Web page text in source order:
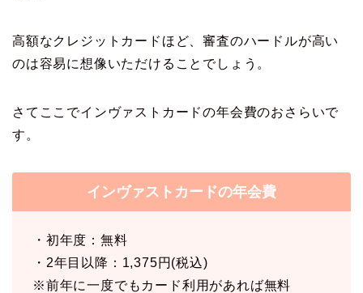
高額なクレジットカードほど、審査のハードルが高い
のは容易に想像いただけることでしょう。
さてここでインヴァストカードの年会費のおさらいで
す。
インヴァストカードの年会費
・初年度：無料
・2年目以降：1,375円(税込)
※前年に一度でもカード利用があれば無料